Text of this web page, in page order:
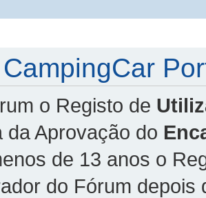
o Registo de
da Aprovação do
de 13 anos o
do Fórum